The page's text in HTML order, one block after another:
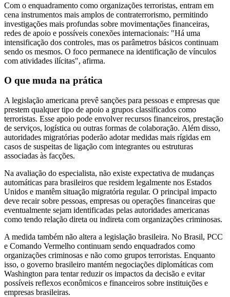
Com o enquadramento como organizações terroristas, entram em
cena instrumentos mais amplos de contraterrorismo, permitindo
investigações mais profundas sobre movimentações financeiras,
redes de apoio e possíveis conexões internacionais: "Há uma
intensificação dos controles, mas os parâmetros básicos continuam
sendo os mesmos. O foco permanece na identificação de vínculos
com atividades ilícitas", afirma.
O que muda na prática
A legislação americana prevê sanções para pessoas e empresas que
prestem qualquer tipo de apoio a grupos classificados como
terroristas. Esse apoio pode envolver recursos financeiros, prestação
de serviços, logística ou outras formas de colaboração. Além disso,
autoridades migratórias poderão adotar medidas mais rígidas em
casos de suspeitas de ligação com integrantes ou estruturas
associadas às facções.
Na avaliação do especialista, não existe expectativa de mudanças
automáticas para brasileiros que residem legalmente nos Estados
Unidos e mantêm situação migratória regular. O principal impacto
deve recair sobre pessoas, empresas ou operações financeiras que
eventualmente sejam identificadas pelas autoridades americanas
como tendo relação direta ou indireta com organizações criminosas.
A medida também não altera a legislação brasileira. No Brasil, PCC
e Comando Vermelho continuam sendo enquadrados como
organizações criminosas e não como grupos terroristas. Enquanto
isso, o governo brasileiro mantém negociações diplomáticas com
Washington para tentar reduzir os impactos da decisão e evitar
possíveis reflexos econômicos e financeiros sobre instituições e
empresas brasileiras.